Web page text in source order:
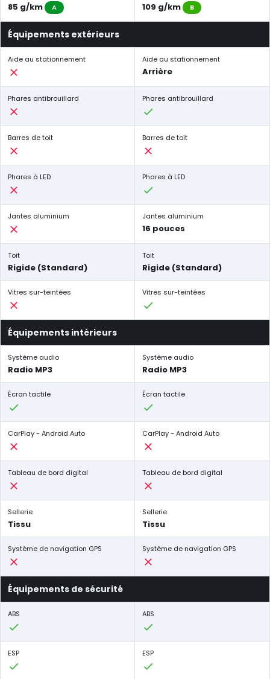
85 g/km A 109 g/km B
Équipements extérieurs
Aide au stationnement Aide au stationnement
Arrière
Phares antibrouillard Phares antibrouillard
Barres de toit Barres de toit
Phares à LED Phares à LED
Jantes aluminium Jantes aluminium
16 pouces
Toit
Rigide (Standard)
Toit
Rigide (Standard)
Vitres sur-teintées Vitres sur-teintées
Équipements intérieurs
Système audio
Radio MP3
Système audio
Radio MP3
Écran tactile Écran tactile
CarPlay - Android Auto CarPlay - Android Auto
Tableau de bord digital Tableau de bord digital
Sellerie
Tissu
Sellerie
Tissu
Système de navigation GPS Système de navigation GPS
Équipements de sécurité
ABS ABS
ESP ESP